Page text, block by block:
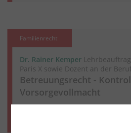
Familienrecht
Dr. Rainer Kemper
Paris X sowie Dozent an der
Betreuungsrecht -
Vorsorgevollmacht